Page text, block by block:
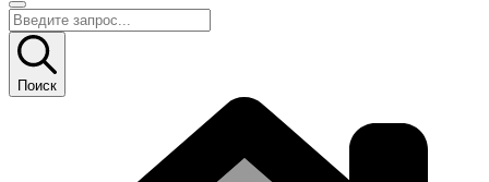
Поиск